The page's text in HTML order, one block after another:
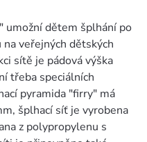
umožní dětem šplhání po
veřejných dětských
sítě je pádová výška
třeba speciálních
pyramida "firry" má
šplhací síť je vyrobena
z polypropylenu s